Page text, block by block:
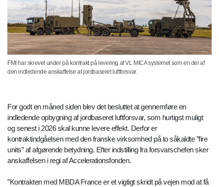
FMI har skrevet under på kontrakt på levering af VL MICA systemet som en del af
den indledende anskaffelse af jordbaseret luftforsvar.
For godt en måned siden blev det besluttet at gennemføre en
indledende opbygning af jordbaseret luftforsvar, som hurtigst muligt
og senest i 2026 skal kunne levere effekt. Derfor er
kontraktindgåelsen med den franske virksomhed på to såkaldte ”fire
units” af afgørende betydning. Efter indstilling fra forsvarschefen sker
anskaffelsen i regi af Accelerationsfonden.
”Kontrakten med MBDA France er et vigtigt skridt på vejen mod at få